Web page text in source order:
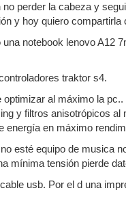
perder la cabeza y
y hoy quiero compartirla
una notebook lenovo A12
traktor s4.
optimizar al máximo la
y filtros anisotrópicos
energía en máximo
esté equipo de musica
mínima tensión pierde
usb. Por el d una